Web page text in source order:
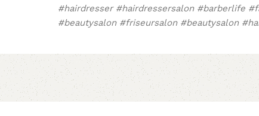
#hairdresser #hairdressersalon #barberlife
#beautysalon #friseursalon #beautysalon